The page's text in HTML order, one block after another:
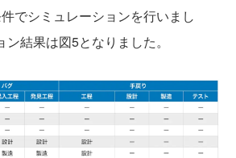
でシミュレーションを行いまし
結果は図5となりました。